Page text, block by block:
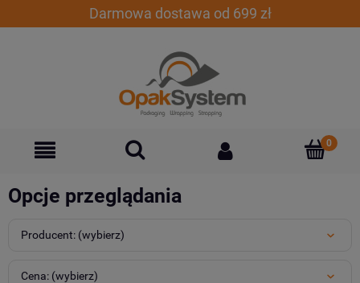
Darmowa dostawa od 699 zł
Opcje przeglądania
Producent: (wybierz)
Cena: (wybierz)